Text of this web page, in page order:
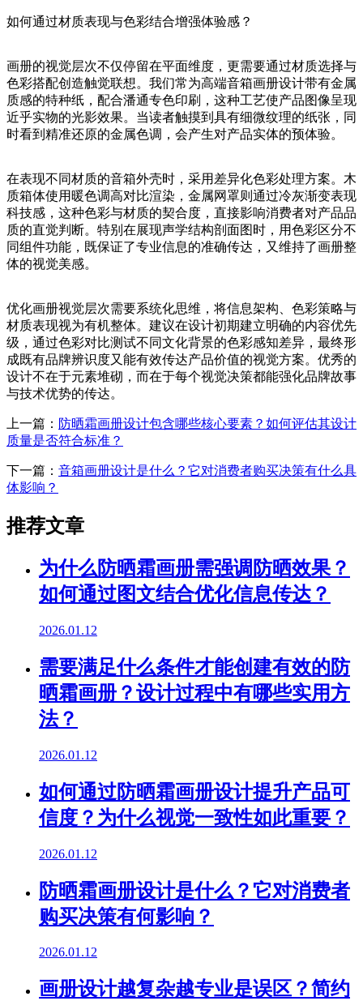
如何通过材质表现与色彩结合增强体验感？
画册的视觉层次不仅停留在平面维度，更需要通过材质选择与
色彩搭配创造触觉联想。我们常为高端音箱画册设计带有金属
质感的特种纸，配合潘通专色印刷，这种工艺使产品图像呈现
近乎实物的光影效果。当读者触摸到具有细微纹理的纸张，同
时看到精准还原的金属色调，会产生对产品实体的预体验。
在表现不同材质的音箱外壳时，采用差异化色彩处理方案。木
质箱体使用暖色调高对比渲染，金属网罩则通过冷灰渐变表现
科技感，这种色彩与材质的契合度，直接影响消费者对产品品
质的直觉判断。特别在展现声学结构剖面图时，用色彩区分不
同组件功能，既保证了专业信息的准确传达，又维持了画册整
体的视觉美感。
优化画册视觉层次需要系统化思维，将信息架构、色彩策略与
材质表现视为有机整体。建议在设计初期建立明确的内容优先
级，通过色彩对比测试不同文化背景的色彩感知差异，最终形
成既有品牌辨识度又能有效传达产品价值的视觉方案。优秀的
设计不在于元素堆砌，而在于每个视觉决策都能强化品牌故事
与技术优势的传达。
上一篇： 防晒霜画册设计包含哪些核心要素？如何评估其设计
质量是否符合标准？
下一篇： 音箱画册设计是什么？它对消费者购买决策有什么具
体影响？
推荐文章
为什么防晒霜画册需强调防晒效果？
如何通过图文结合优化信息传达？
2026.01.12
需要满足什么条件才能创建有效的防
晒霜画册？设计过程中有哪些实用方
法？
2026.01.12
如何通过防晒霜画册设计提升产品可
信度？为什么视觉一致性如此重要？
2026.01.12
防晒霜画册设计是什么？它对消费者
购买决策有何影响？
2026.01.12
画册设计越复杂越专业是误区？简约